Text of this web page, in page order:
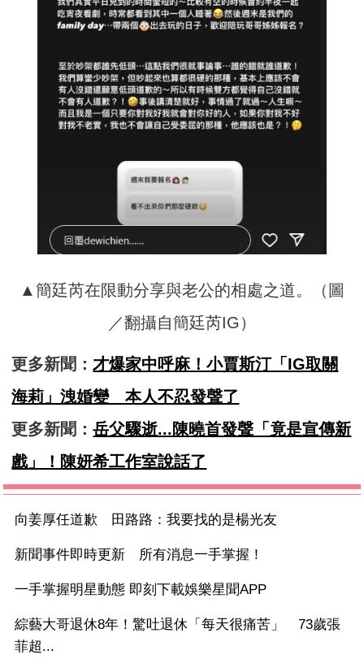
▲簡廷芮在限動分享與老公的相處之道。（圖
／翻攝自簡廷芮IG）
更多新聞： 才爆家中呼麻！小賈斯汀「IG取關
海莉」洩婚變 本人不忍發聲了
更多新聞：岳父驟逝...陳曉首發聲「竟是宣傳新
戲」！陳妍希工作室說話了
向姜厚任道歉 田路路：我要找的是楊光友
新聞事件即時更新 所有消息一手掌握！
一手掌握明星動態 即刻下載娛樂星聞APP
綜藝大哥退休8年！驚吐退休「每天很痛苦」 73歲張
菲超...